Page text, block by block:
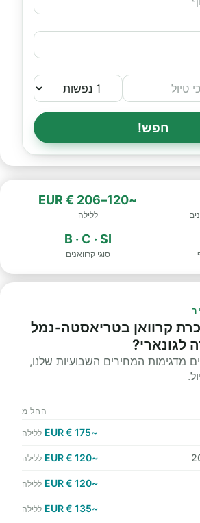
חפש!
~120–206 € EUR
ללילה
B · C · SI
סוגי קרוואנים
קרוואן בטריאסטה-נמל
לגונארי?
מדגימות המחירים השבועיות שלנו,
החל מ
~175 € EUR ללילה
~120 € EUR ללילה
~120 € EUR ללילה
~135 € EUR ללילה